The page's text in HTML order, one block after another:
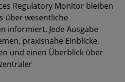
Regulatory Monitor bleiben
über wesentliche
informiert. Jede Ausgabe
praxisnahe Einblicke,
und einen Überblick über